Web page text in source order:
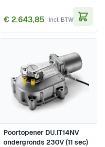
€ 2.643,85
Poortopener DU.IT14NV
ondergronds 230V (11 sec)